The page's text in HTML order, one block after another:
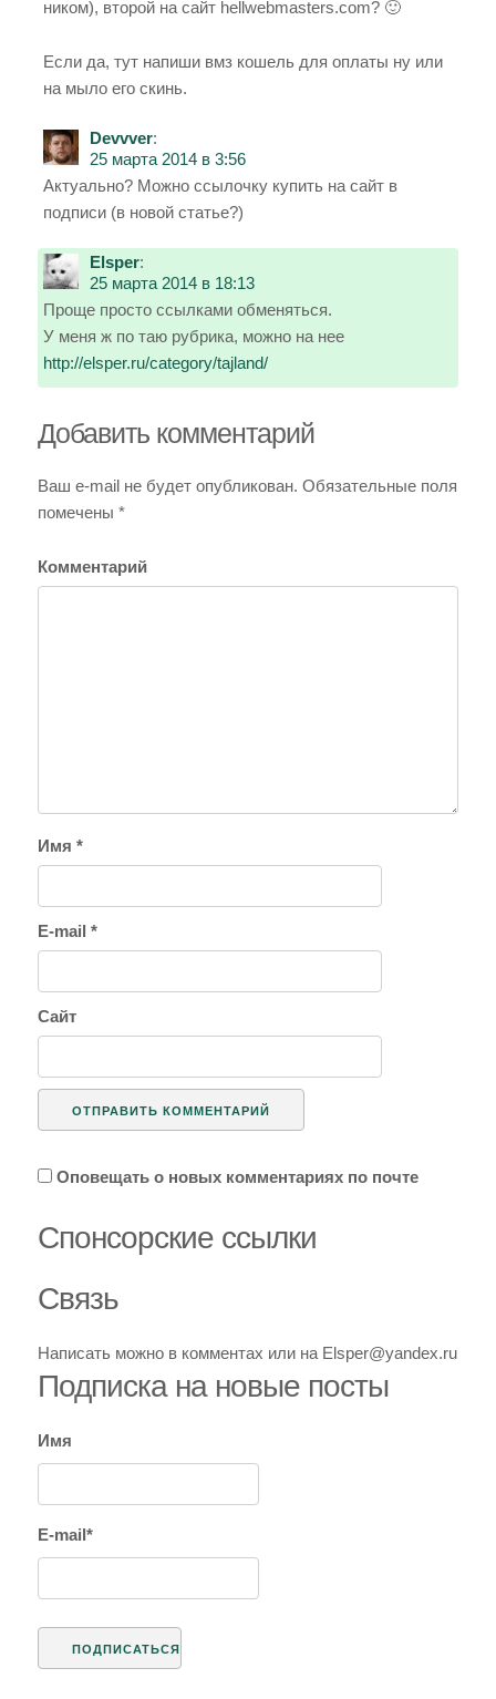
ником), второй на сайт hellwebmasters.com? 🙂
Если да, тут напиши вмз кошель для оплаты ну или
на мыло его скинь.
Devvver:
25 марта 2014 в 3:56
Актуально? Можно ссылочку купить на сайт в
подписи (в новой статье?)
Elsper:
25 марта 2014 в 18:13
Проще просто ссылками обменяться.
У меня ж по таю рубрика, можно на нее
http://elsper.ru/category/tajland/
Добавить комментарий
Ваш e-mail не будет опубликован. Обязательные поля
помечены *
Комментарий
Имя *
E-mail *
Сайт
Оповещать о новых комментариях по почте
Спoнcopcкиe ссылки
Связь
Написать можно в комментах или на Elsper@yandex.ru
Подписка на новые посты
Имя
E-mail*